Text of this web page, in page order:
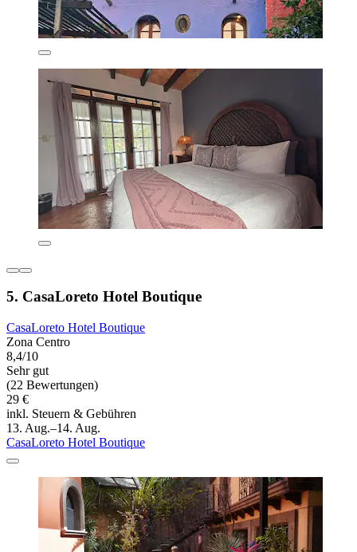
5. CasaLoreto Hotel Boutique
CasaLoreto Hotel Boutique
Zona Centro
8,4/10
Sehr gut
(22 Bewertungen)
29 €
inkl. Steuern & Gebühren
13. Aug.–14. Aug.
CasaLoreto Hotel Boutique